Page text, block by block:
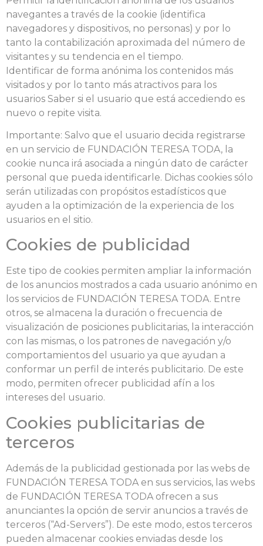
navegantes a través de la cookie (identifica
navegadores y dispositivos, no personas) y por lo
tanto la contabilización aproximada del número de
visitantes y su tendencia en el tiempo.
Identificar de forma anónima los contenidos más
visitados y por lo tanto más atractivos para los
usuarios Saber si el usuario que está accediendo es
nuevo o repite visita.
Importante: Salvo que el usuario decida registrarse
en un servicio de FUNDACIÓN TERESA TODA, la
cookie nunca irá asociada a ningún dato de carácter
personal que pueda identificarle. Dichas cookies sólo
serán utilizadas con propósitos estadísticos que
ayuden a la optimización de la experiencia de los
usuarios en el sitio.
Cookies de publicidad
Este tipo de cookies permiten ampliar la información
de los anuncios mostrados a cada usuario anónimo en
los servicios de FUNDACIÓN TERESA TODA. Entre
otros, se almacena la duración o frecuencia de
visualización de posiciones publicitarias, la interacción
con las mismas, o los patrones de navegación y/o
comportamientos del usuario ya que ayudan a
conformar un perfil de interés publicitario. De este
modo, permiten ofrecer publicidad afín a los
intereses del usuario.
Cookies publicitarias de
terceros
Además de la publicidad gestionada por las webs de
FUNDACIÓN TERESA TODA en sus servicios, las webs
de FUNDACIÓN TERESA TODA ofrecen a sus
anunciantes la opción de servir anuncios a través de
terceros (“Ad-Servers”). De este modo, estos terceros
pueden almacenar cookies enviadas desde los